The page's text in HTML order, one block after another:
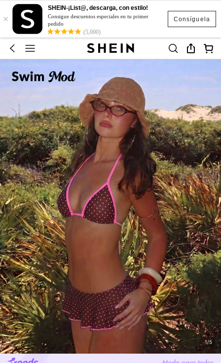
Consíguela
×
SHEIN-¡List@, descarga, con estilo!
Consigue descuentos especiales en tu primer
pedido
(5,000)
1/5